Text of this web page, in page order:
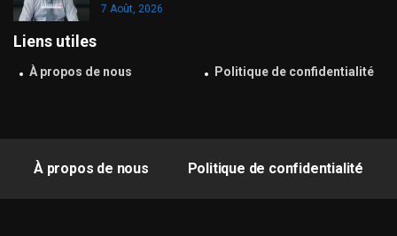
7 Août, 2026
Liens utiles
À propos de nous Politique de confidentialité
À propos de nous Politique de confidentialité